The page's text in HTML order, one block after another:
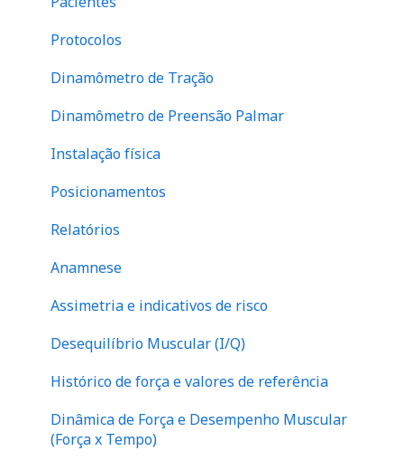
Protocolos
Dinamômetro de Tração
Dinamômetro de Preensão Palmar
Instalação física
Posicionamentos
Relatórios
Anamnese
Assimetria e indicativos de risco
Desequilíbrio Muscular (I/Q)
Histórico de força e valores de referência
Dinâmica de Força e Desempenho Muscular
(Força x Tempo)